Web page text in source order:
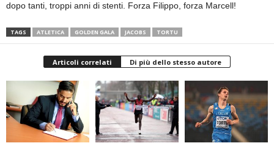
dopo tanti, troppi anni di stenti. Forza Filippo, forza Marcell!
TAGS ATLETICA GOLDEN GALA JACOBS TORTU
Articoli correlati Di più dello stesso autore